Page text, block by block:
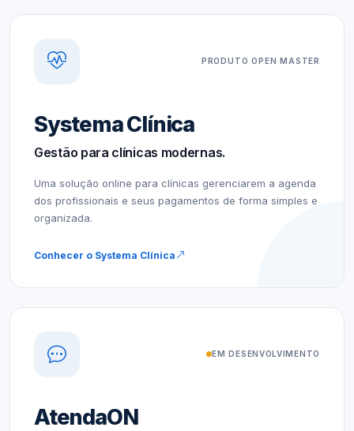
PRODUTO OPEN MASTER
Systema Clínica
Gestão para clínicas modernas.
Uma solução online para clínicas gerenciarem a agenda
dos profissionais e seus pagamentos de forma simples e
organizada.
Conhecer o Systema Clínica
EM DESENVOLVIMENTO
AtendaON